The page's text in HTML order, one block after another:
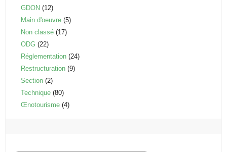
GDON (12)
Main d'oeuvre (5)
Non classé (17)
ODG (22)
Réglementation (24)
Restructuration (9)
Section (2)
Technique (80)
Œnotourisme (4)